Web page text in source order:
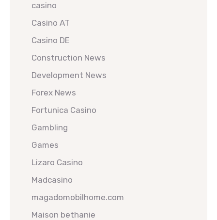
casino
Casino AT
Casino DE
Construction News
Development News
Forex News
Fortunica Casino
Gambling
Games
Lizaro Casino
Madcasino
magadomobilhome.com
Maison bethanie